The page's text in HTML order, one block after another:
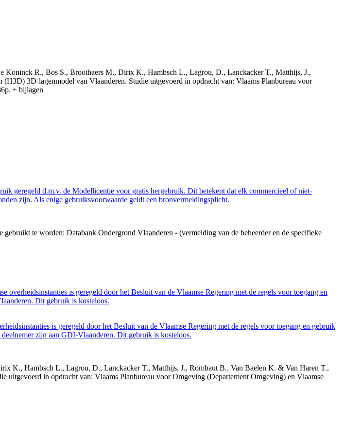
Koninck R., Bos S., Broothaers M., Dirix K., Hambsch L., Lagrou, D., Lanckacker T., Matthijs, J.,
3D-lagenmodel van Vlaanderen. Studie uitgevoerd in opdracht van: Vlaams Planbureau voor
+ bijlagen
geregeld d.m.v. de Modellicentie voor gratis hergebruik. Dit betekent dat elk commercieel of niet-
zijn. Als enige gebruiksvoorwaarde geldt een bronvermeldingsplicht.
te worden: Databank Ondergrond Vlaanderen - (vermelding van de beheerder en de specifieke
is geregeld door het Besluit van de Vlaamse Regering met de regels voor toegang en
Dit gebruik is kosteloos.
is geregeld door het Besluit van de Vlaamse Regering met de regels voor toegang en gebruik
zijn aan GDI-Vlaanderen. Dit gebruik is kosteloos.
K., Hambsch L., Lagrou, D., Lanckacker T., Matthijs, J., Rombaut B., Van Baelen K. & Van Haren T.,
in opdracht van: Vlaams Planbureau voor Omgeving (Departement Omgeving) en Vlaamse